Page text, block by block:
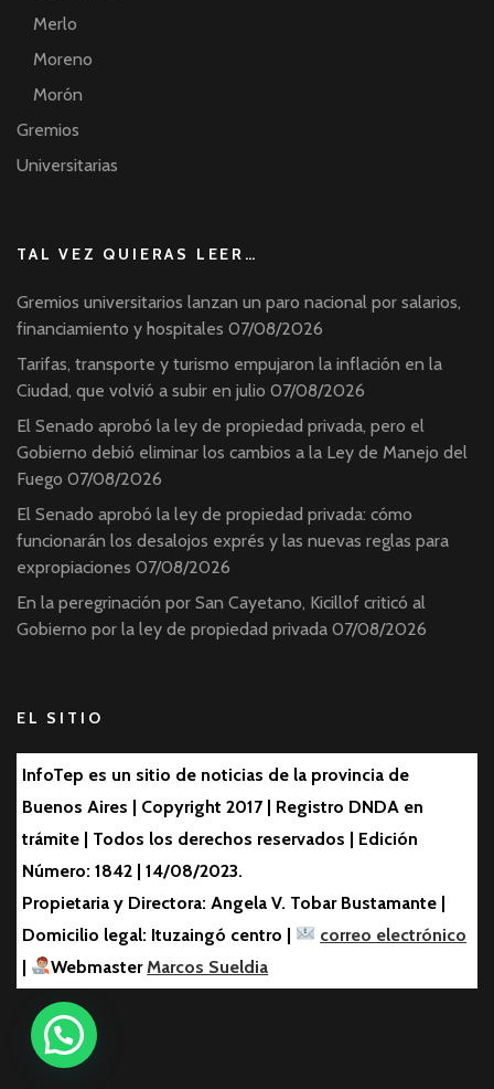
Merlo
Moreno
Morón
Gremios
Universitarias
TAL VEZ QUIERAS LEER…
Gremios universitarios lanzan un paro nacional por salarios,
financiamiento y hospitales 07/08/2026
Tarifas, transporte y turismo empujaron la inflación en la
Ciudad, que volvió a subir en julio 07/08/2026
El Senado aprobó la ley de propiedad privada, pero el
Gobierno debió eliminar los cambios a la Ley de Manejo del
Fuego 07/08/2026
El Senado aprobó la ley de propiedad privada: cómo
funcionarán los desalojos exprés y las nuevas reglas para
expropiaciones 07/08/2026
En la peregrinación por San Cayetano, Kicillof criticó al
Gobierno por la ley de propiedad privada 07/08/2026
EL SITIO
InfoTep es un sitio de noticias de la provincia de
Buenos Aires | Copyright 2017 | Registro DNDA en
trámite | Todos los derechos reservados | Edición
Número: 1842 | 14/08/2023.
Propietaria y Directora: Angela V. Tobar Bustamante |
Domicilio legal: Ituzaingó centro |
correo electrónico
|
Webmaster Marcos Sueldia